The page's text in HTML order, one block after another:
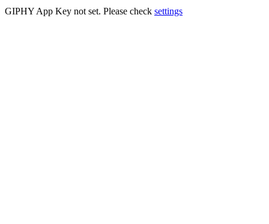
GIPHY App Key not set. Please check settings